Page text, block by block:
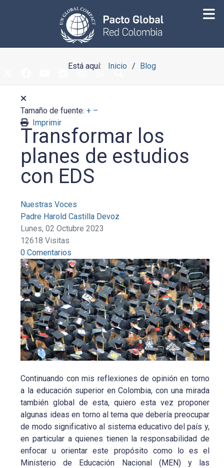
Está aquí: Inicio Blog
Tamaño de fuente: + –
Imprimir
Transformar los
planes de estudios
con EDS
Nuestras Voces
Padre Harold Castilla Devoz
Lunes, 02 Octubre 2023
12618 Visitas
0 Comentarios
Continuando con mis reflexiones de opinión en torno
a la educación superior en Colombia, con una mirada
también global de esta, quiero esta vez proponer
algunas ideas en torno al tema que debería preocupar
de modo significativo al sistema educativo del país y,
en particular a quienes tienen la responsabilidad de
enfocar u orientar este propósito como lo es el
Ministerio de Educación Nacional (MEN) y las